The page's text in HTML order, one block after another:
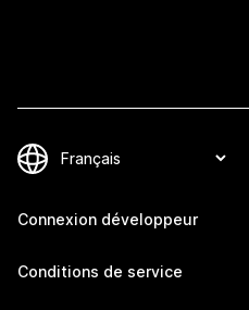
Connexion développeur
Conditions de service